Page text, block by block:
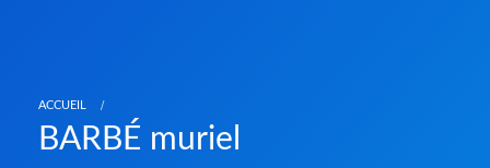
ACCUEIL
BARBÉ muriel